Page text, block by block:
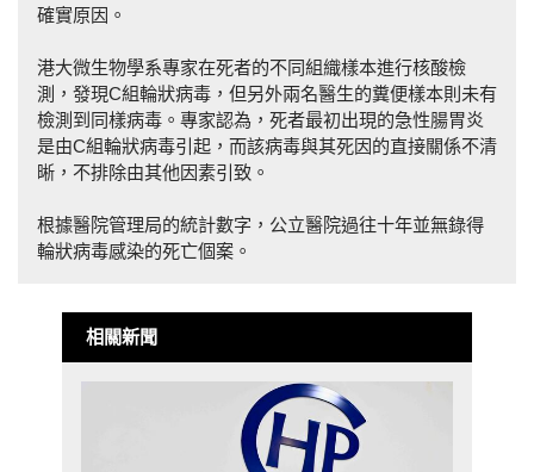
確實原因。
港大微生物學系專家在死者的不同組織樣本進行核酸檢
測，發現C組輪狀病毒，但另外兩名醫生的糞便樣本則未有
檢測到同樣病毒。專家認為，死者最初出現的急性腸胃炎
是由C組輪狀病毒引起，而該病毒與其死因的直接關係不清
晰，不排除由其他因素引致。
根據醫院管理局的統計數字，公立醫院過往十年並無錄得
輪狀病毒感染的死亡個案。
相關新聞